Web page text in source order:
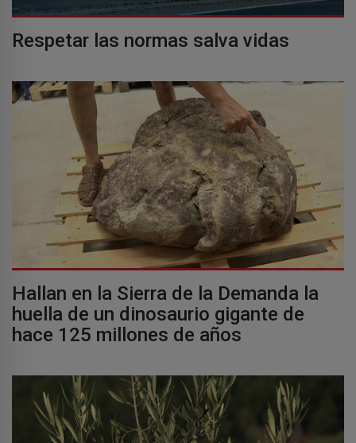
Respetar las normas salva vidas
Hallan en la Sierra de la Demanda la
huella de un dinosaurio gigante de
hace 125 millones de años